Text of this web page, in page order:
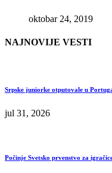
oktobar 24, 2019
NAJNOVIJE VESTI
Srpske juniorke otputovale u
jul 31, 2026
Počinje Svetsko prvenstvo za